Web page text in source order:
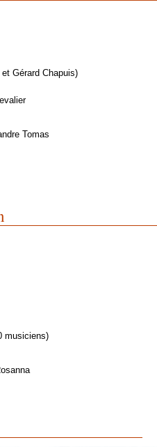
Gérard Chapuis)
Tomas
musiciens)